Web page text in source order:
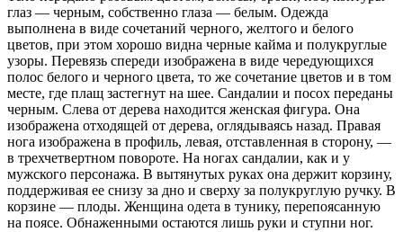
глаз — черным, собственно глаза — белым. Одежда
выполнена в виде сочетаний черного, желтого и белого
цветов, при этом хорошо видна черные кайма и полукруглые
узоры. Перевязь спереди изображена в виде чередующихся
полос белого и черного цвета, то же сочетание цветов и в том
месте, где плащ застегнут на шее. Сандалии и посох переданы
черным. Слева от дерева находится женская фигура. Она
изображена отходящей от дерева, оглядываясь назад. Правая
нога изображена в профиль, левая, отставленная в сторону, —
в трехчетвертном повороте. На ногах сандалии, как и у
мужского персонажа. В вытянутых руках она держит корзину,
поддерживая ее снизу за дно и сверху за полукруглую ручку. В
корзине — плоды. Женщина одета в тунику, перепоясанную
на поясе. Обнаженными остаются лишь руки и ступни ног.